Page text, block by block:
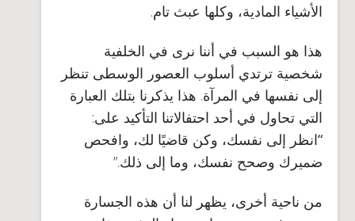
الأشياء المادية، وكلها عبث تام.
هذا هو السبب في أننا نرى في الخلفية
شخصية ترتدي أسلوب العصور الوسطى تنظر
إلى نفسها في المرآة. هذا يذكرنا بتلك العبارة
التي تحاول في أحد احتفالاتنا التأكيد على:
“انظر إلى نفسك، وكن قاضيًا لك، وافحص
ضميرك وصحح نفسك، وما إلى ذلك.”
من ناحية أخرى، يظهر لنا أن هذه الجسارة